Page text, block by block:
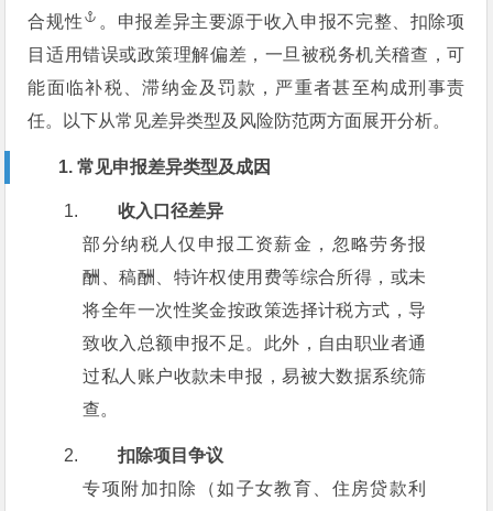
合规性
。申报差异主要源于收入申报不完整、扣除项
目适用错误或政策理解偏差，一旦被税务机关稽查，可
能面临补税、滞纳金及罚款，严重者甚至构成刑事责
任。以下从常见差异类型及风险防范两方面展开分析。
1. 常见申报差异类型及成因
收入口径差异
部分纳税人仅申报工资薪金，忽略劳务报
酬、稿酬、特许权使用费等综合所得，或未
将全年一次性奖金按政策选择计税方式，导
致收入总额申报不足。此外，自由职业者通
过私人账户收款未申报，易被大数据系统筛
查。
扣除项目争议
专项附加扣除（如子女教育、住房贷款利